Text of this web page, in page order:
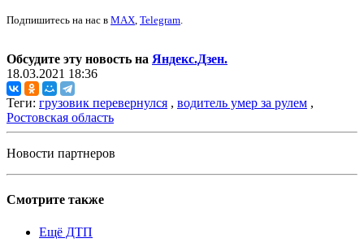
Подпишитесь на нас в MAX, Telegram.
Обсудите эту новость на Яндекс.Дзен.
18.03.2021 18:36
Теги: грузовик перевернулся , водитель умер за рулем ,
Ростовская область
Новости партнеров
Смотрите также
Ещё ДТП